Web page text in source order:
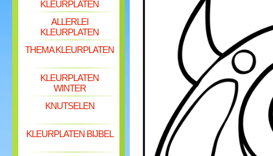
KLEURPLATEN
ALLERLEI
KLEURPLATEN
THEMA KLEURPLATEN
KLEURPLATEN
WINTER
KNUTSELEN
KLEURPLATEN BIJBEL